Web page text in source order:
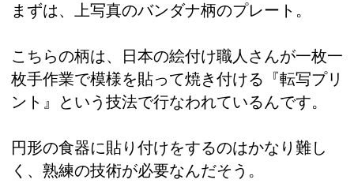
まずは、上写真のバンダナ柄のプレート。
こちらの柄は、日本の絵付け職人さんが一枚一
枚手作業で模様を貼って焼き付ける『転写プリ
ント』という技法で行なわれているんです。
円形の食器に貼り付けをするのはかなり難し
く、熟練の技術が必要なんだそう。